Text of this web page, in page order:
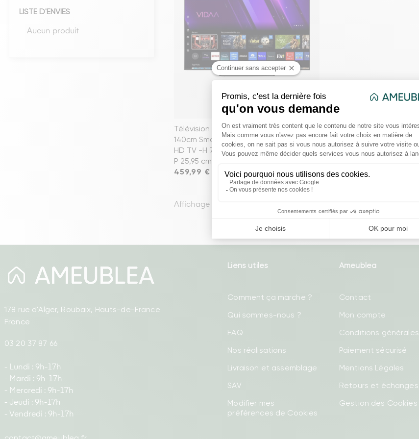
LISTE D'ENVIES
Aucun produit
Télévision Led 55 Pouce
140cm Smart TV - QLED - 4H
HD TV -H 74,72cm x L 122,53 x
P 25,95 cm
Prix
459,99 €
Affichage 1-1 de 1 article(s)
178 rue d'Alger, Roubaix, Hauts-de-France
France
03 20 37 87 66
- Lundi : 9h-17h
- Mardi : 9h-17h
- Mercredi : 9h-17h
- Jeudi : 9h-17h
- Vendredi : 9h-17h
Liens utiles
Comment ça marche ?
Qui sommes-nous ?
FAQ
Nos réalisations
Livraison et assemblage
SAV
Modifier mes
préférences de Cookies
Ameublea
Contact
Mon compte
Conditions générales
Paiement sécurisé
Mentions Légales
Retours et échanges
Gestion des Cookies